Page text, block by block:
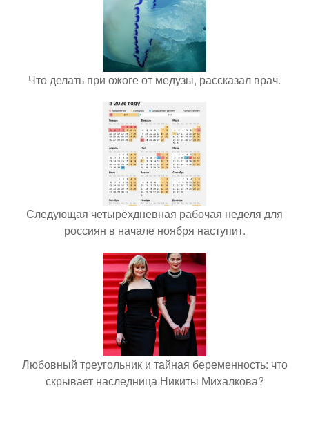
Что делать при ожоге от медузы, рассказал врач.
Следующая четырёхдневная рабочая неделя для
россиян в начале ноября наступит.
Любовный треугольник и тайная беременность: что
скрывает наследница Никиты Михалкова?